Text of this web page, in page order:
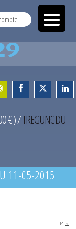
€ )/TREGUNC DU
11-05-2015
PDF